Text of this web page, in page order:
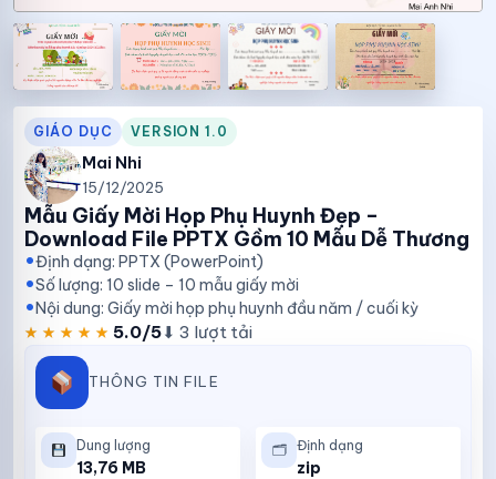
GIÁO DỤC VERSION 1.0
Mai Nhi
15/12/2025
Mẫu Giấy Mời Họp Phụ Huynh Đẹp –
Download File PPTX Gồm 10 Mẫu Dễ Thương
Định dạng: PPTX (PowerPoint)
Số lượng: 10 slide – 10 mẫu giấy mời
Nội dung: Giấy mời họp phụ huynh đầu năm / cuối kỳ
★★★★★
★★★★★ 5.0/5⬇ 3 lượt tải
THÔNG TIN FILE
Dung lượng
13,76 MB
🗂 Định dạng
zip